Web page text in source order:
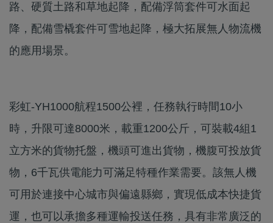
路、硬質土路和草地起降，配備浮筒套件可水面起
降，配備雪橇套件可雪地起降，極大拓展無人物流機
的應用場景。
彩虹-YH1000航程1500公裡，任務執行時間10小
時，升限可達8000米，載重1200公斤，可裝載4組1
立方米的貨物托盤，機頭可進出貨物，機腹可投放貨
物，6千瓦供電能力可滿足特種作業需要。該無人機
可用於連接中心城市與偏遠縣鄉，實現低成本快捷貨
運，也可以承擔多種運輸投送任務，具有非常廣泛的